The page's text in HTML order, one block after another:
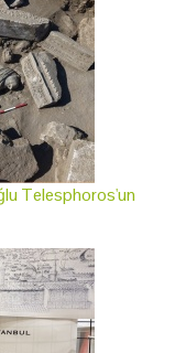
Telesphoros'un